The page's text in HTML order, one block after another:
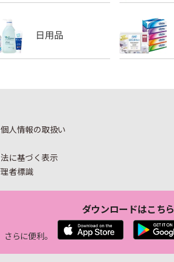
人情報の取扱い
に基づく表示
者標識
らに便利。
ダウンロードはこちら